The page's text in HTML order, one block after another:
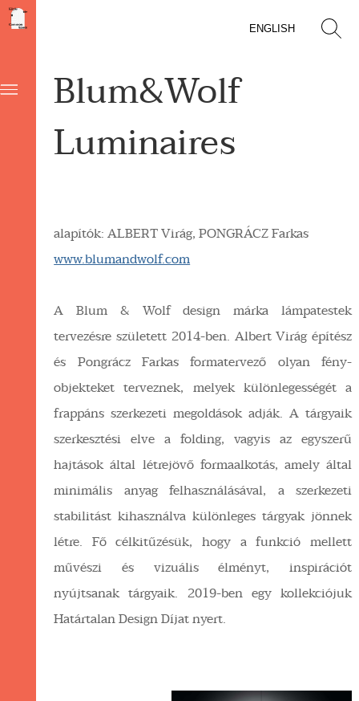
ENGLISH
Blum&Wolf
Luminaires
alapítók: ALBERT Virág, PONGRÁCZ Farkas
www.blumandwolf.com
A Blum & Wolf design márka lámpatestek
tervezésre született 2014-ben. Albert Virág építész
és Pongrácz Farkas formatervező olyan fény-
objekteket terveznek, melyek különlegességét a
frappáns szerkezeti megoldások adják. A tárgyaik
szerkesztési elve a folding, vagyis az egyszerű
hajtások által létrejövő formaalkotás, amely által
minimális anyag felhasználásával, a szerkezeti
stabilitást kihasználva különleges tárgyak jönnek
létre. Fő célkitűzésük, hogy a funkció mellett
művészi és vizuális élményt, inspirációt
nyújtsanak tárgyaik. 2019-ben egy kollekciójuk
Határtalan Design Díjat nyert.